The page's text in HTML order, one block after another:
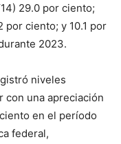
29.0 por ciento;
por ciento; y 10.1 por
2023.
niveles
con una apreciación
en el período
federal,